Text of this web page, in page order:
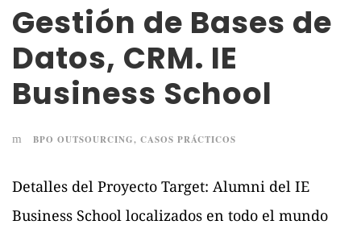
Gestión de Bases de
Datos, CRM. IE
Business School
BPO OUTSOURCING, CASOS PRÁCTICOS
Detalles del Proyecto Target: Alumni del IE
Business School localizados en todo el mundo